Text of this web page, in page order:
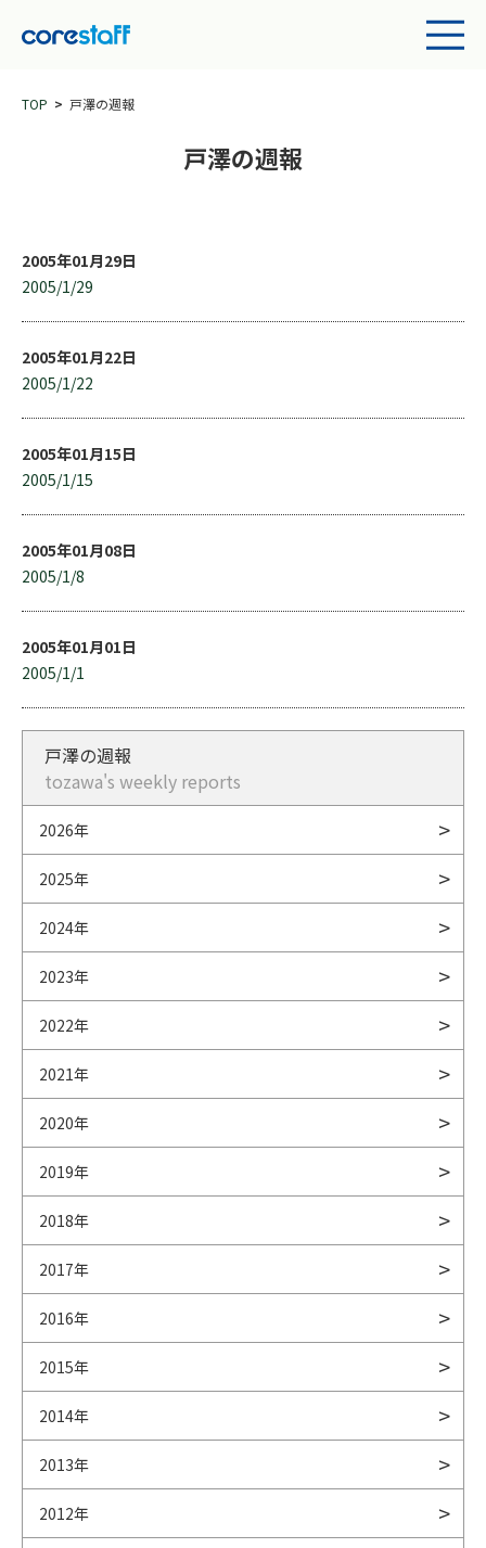
TOP 戸澤の週報
戸澤の週報
2005年01月29日
2005/1/29
2005年01月22日
2005/1/22
2005年01月15日
2005/1/15
2005年01月08日
2005/1/8
2005年01月01日
2005/1/1
戸澤の週報
tozawa's weekly reports
2026年
2025年
2024年
2023年
2022年
2021年
2020年
2019年
2018年
2017年
2016年
2015年
2014年
2013年
2012年